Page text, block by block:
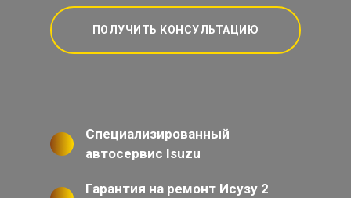
ПОЛУЧИТЬ КОНСУЛЬТАЦИЮ
Специализированный
автосервис Isuzu
Гарантия на ремонт Исузу 2